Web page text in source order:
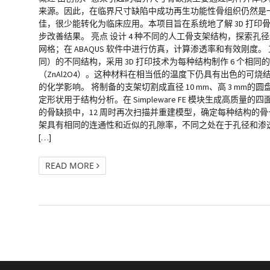
来源。因此，在临界尺寸缺陷中成功再生功能性骨组织仍然
佳，很少能转化为临床应用。本项目旨在系统地了解 3D 打
步改善结果。 亮点 设计 4 种不同的人工骨支架结构，探索孔
网格；在 ABAQUS 软件中进行仿真，计算渗透率和有效刚度
同）的不同结构，采用 3D 打印技术为每种结构制作 6 个相同
（ZnAl2O4）。这种材料在相当低的温度下仍具有出色的可
的化学影响。 将制备的支架切割成直径 10 mm、高 3 mm的
定形状用于结构分析。在 Simpleware FE 模块生成高质量的
的骨缺损中，12 周时再次扫描并重建模型，确定每种结构的
架具有相同的连通性和近似的孔隙率，不同之处在于孔径和渗
[…]
READ MORE